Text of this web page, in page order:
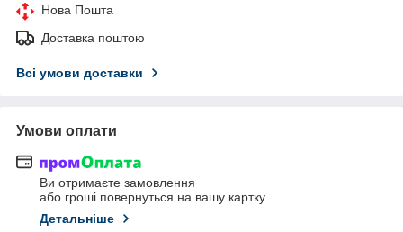
Нова Пошта
Доставка поштою
Всі умови доставки
Умови оплати
Ви отримаєте замовлення
або гроші повернуться на вашу картку
Детальніше